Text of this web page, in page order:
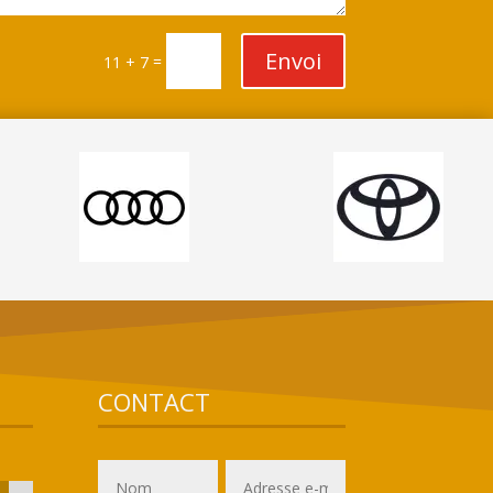
11 + 7= Envoi
CONTACT